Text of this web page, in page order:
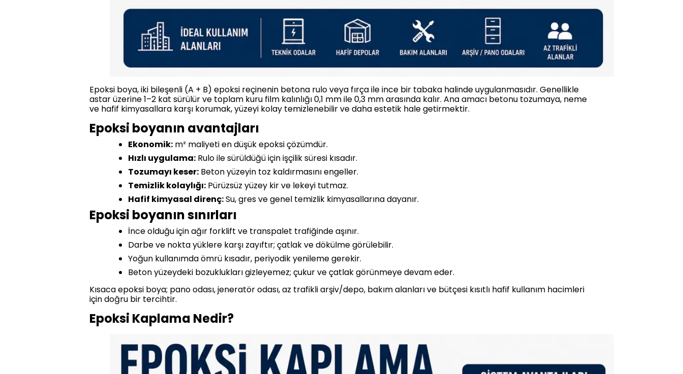
Epoksi boya, iki bileşenli (A + B) epoksi reçinenin betona rulo veya fırça ile ince bir tabaka halinde uygulanmasıdır. Genellikle
astar üzerine 1–2 kat sürülür ve toplam kuru film kalınlığı 0,1 mm ile 0,3 mm arasında kalır. Ana amacı betonu tozumaya, neme
ve hafif kimyasallara karşı korumak, yüzeyi kolay temizlenebilir ve daha estetik hale getirmektir.
Epoksi boyanın avantajları
Ekonomik: m² maliyeti en düşük epoksi çözümdür.
Hızlı uygulama: Rulo ile sürüldüğü için işçilik süresi kısadır.
Tozumayı keser: Beton yüzeyin toz kaldırmasını engeller.
Temizlik kolaylığı: Pürüzsüz yüzey kir ve lekeyi tutmaz.
Hafif kimyasal direnç:Su, gres ve genel temizlik kimyasallarına dayanır.
Epoksi boyanın sınırları
İnce olduğu için ağır forklift ve transpalet trafiğinde aşınır.
Darbe ve nokta yüklere karşı zayıftır; çatlak ve dökülme görülebilir.
Yoğun kullanımda ömrü kısadır, periyodik yenileme gerekir.
Beton yüzeydeki bozuklukları gizleyemez; çukur ve çatlak görünmeye devam eder.
Kısaca epoksi boya; pano odası, jeneratör odası, az trafikli arşiv/depo, bakım alanları ve bütçesi kısıtlı hafif kullanım hacimleri
için doğru bir tercihtir.
Epoksi Kaplama Nedir?